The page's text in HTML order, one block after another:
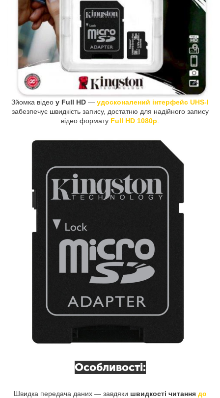
Зйомка відео у Full HD — удосконалений інтерфейс UHS-I
забезпечує швидкість запису, достатню для надійного запису
відео формату Full HD 1080p.
Особливості:
Швидка передача даних — завдяки швидкості читаннядо